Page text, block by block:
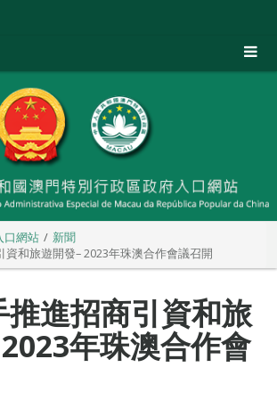
口網站
新聞
資和旅遊開發– 2023年珠澳合作會議召開
進招商引資和旅
年珠澳合作會